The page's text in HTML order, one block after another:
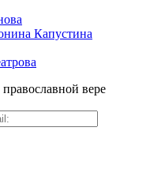
Капустина
вере